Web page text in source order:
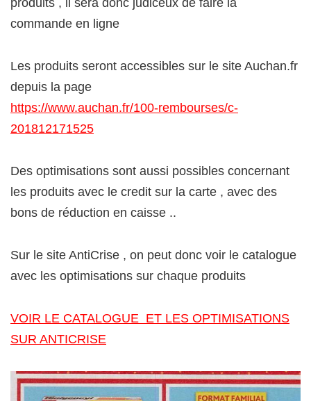
produits , il sera donc judiceux de faire la
commande en ligne
Les produits seront accessibles sur le site Auchan.fr
depuis la page
https://www.auchan.fr/100-rembourses/c-
201812171525
Des optimisations sont aussi possibles concernant
les produits avec le credit sur la carte , avec des
bons de réduction en caisse ..
Sur le site AntiCrise , on peut donc voir le catalogue
avec les optimisations sur chaque produits
VOIR LE CATALOGUE ET LES OPTIMISATIONS
SUR ANTICRISE